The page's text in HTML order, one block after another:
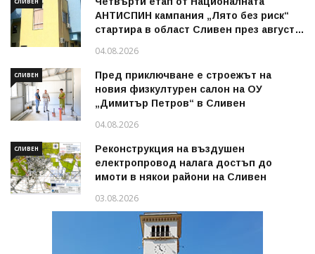
АНТИСПИН кампания „Лято без риск“
стартира в област Сливен през август
04.08.2026
СЛИВЕН
Пред приключване е строежът на
новия физкултурен салон на ОУ
„Димитър Петров“ в Сливен
04.08.2026
СЛИВЕН
Реконструкция на въздушен
електропровод налага достъп до
имоти в някои райони на Сливен
03.08.2026